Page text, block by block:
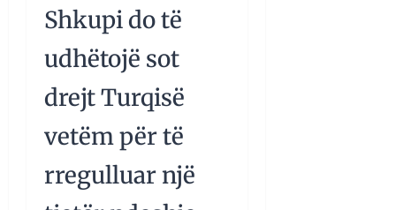
Shkupi do të
udhëtojë sot
drejt Turqisë
vetëm për të
rregulluar një